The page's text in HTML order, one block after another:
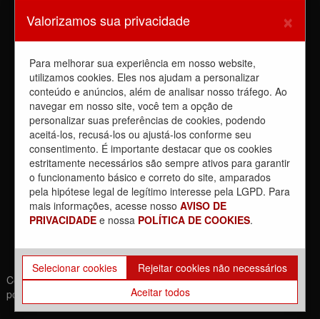
6 de agosto de 2026
Dia de luta! Ferroviários mostram que a luta é o caminho e
5 de agosto de 2026
Dia 4/8, É DIA DE LUTA contra a privatização da CPTM.
PARTICIPE!
3 de agosto de 2026
Reunião com Manutenção do EPB, com a Inspeção de Via e
com a chefia da área
31 de julho de 2026
Sobre a REUNIÃO entre o Sindicato e o Metrus
30 de julho de 2026
Copyrights © 2021. Todos os direitos reservados. | Desenvolvido
por: Movimento Br
Valorizamos sua privacidade ×
Para melhorar sua experiência em nosso website,
utilizamos cookies. Eles nos ajudam a personalizar
conteúdo e anúncios, além de analisar nosso tráfego. Ao
navegar em nosso site, você tem a opção de
personalizar suas preferências de cookies, podendo
aceitá-los, recusá-los ou ajustá-los conforme seu
consentimento. É importante destacar que os cookies
estritamente necessários são sempre ativos para garantir
o funcionamento básico e correto do site, amparados
pela hipótese legal de legítimo interesse pela LGPD. Para
mais informações, acesse nosso AVISO DE
PRIVACIDADE e nossa POLÍTICA DE COOKIES.
Selecionar cookies
Rejeitar cookies não necessários
Aceitar todos